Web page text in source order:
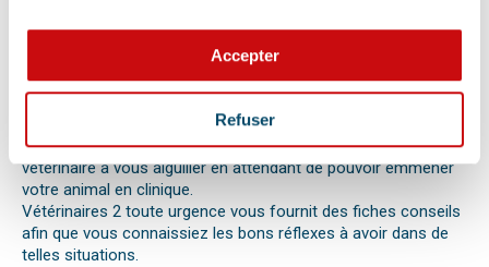
Accepter
Refuser
votre compagnon. Il peut s’agir en effet d’un épillet, d’une
réaction allergique avec œdème de Quincke, d’une intoxication
ou envenimation, d’un syndrome dilatation torsion de
l’estomac chez le chien, d’une mise bas, d’une infection
utérine ou pyomètre, une paralysie, etc.
Bien observer et détecter ces symptômes aidera votre
vétérinaire à vous aiguiller en attendant de pouvoir emmener
votre animal en clinique.
Vétérinaires 2 toute urgence vous fournit des fiches conseils
afin que vous connaissiez les bons réflexes à avoir dans de
telles situations.